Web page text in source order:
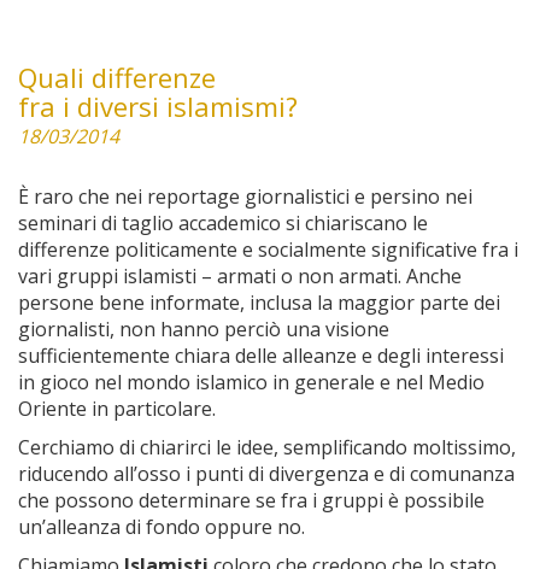
Quali differenze
fra i diversi islamismi?
18/03/2014
È raro che nei reportage giornalistici e persino nei
seminari di taglio accademico si chiariscano le
differenze politicamente e socialmente significative fra i
vari gruppi islamisti – armati o non armati. Anche
persone bene informate, inclusa la maggior parte dei
giornalisti, non hanno perciò una visione
sufficientemente chiara delle alleanze e degli interessi
in gioco nel mondo islamico in generale e nel Medio
Oriente in particolare.
Cerchiamo di chiarirci le idee, semplificando moltissimo,
riducendo all’osso i punti di divergenza e di comunanza
che possono determinare se fra i gruppi è possibile
un’alleanza di fondo oppure no.